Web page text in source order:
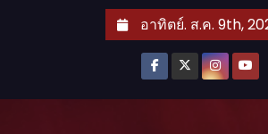
อาทิตย์. ส.ค. 9th,